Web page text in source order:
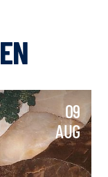
09
AUG